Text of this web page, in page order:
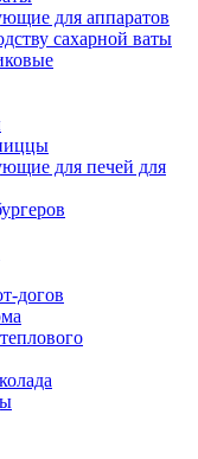
для аппаратов
сахарной ваты
для печей для
догов